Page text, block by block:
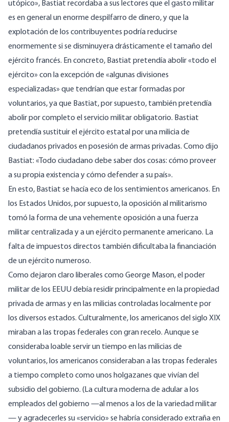
utópico», Bastiat recordaba a sus lectores que el gasto militar
es en general un enorme despilfarro de dinero, y que la
explotación de los contribuyentes podría reducirse
enormemente si se disminuyera drásticamente el tamaño del
ejército francés. En concreto, Bastiat pretendía abolir «todo el
ejército» con la excepción de «algunas divisiones
especializadas» que tendrían que estar formadas por
voluntarios, ya que Bastiat, por supuesto, también pretendía
abolir por completo el servicio militar obligatorio. Bastiat
pretendía sustituir el ejército estatal por una milicia de
ciudadanos privados en posesión de armas privadas. Como dijo
Bastiat: «Todo ciudadano debe saber dos cosas: cómo proveer
a su propia existencia y cómo defender a su país».
En esto, Bastiat se hacía eco de los sentimientos americanos. En
los Estados Unidos, por supuesto, la oposición al militarismo
tomó la forma de una vehemente oposición a una fuerza
militar centralizada y a un ejército permanente americano. La
falta de impuestos directos también dificultaba la financiación
de un ejército numeroso.
Como dejaron claro liberales como George Mason, el poder
militar de los EEUU debía residir principalmente en la propiedad
privada de armas y en las milicias controladas localmente por
los diversos estados. Culturalmente, los americanos del siglo XIX
miraban a las tropas federales con gran recelo. Aunque se
consideraba loable servir un tiempo en las milicias de
voluntarios, los americanos consideraban a las tropas federales
a tiempo completo como unos holgazanes que vivían del
subsidio del gobierno. (La cultura moderna de adular a los
empleados del gobierno —al menos a los de la variedad militar
— y agradecerles su «servicio» se habría considerado extraña en